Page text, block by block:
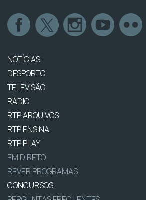
NOTÍCIAS
DESPORTO
TELEVISÃO
RÁDIO
RTP ARQUIVOS
RTP ENSINA
RTP PLAY
EM DIRETO
REVER PROGRAMAS
CONCURSOS